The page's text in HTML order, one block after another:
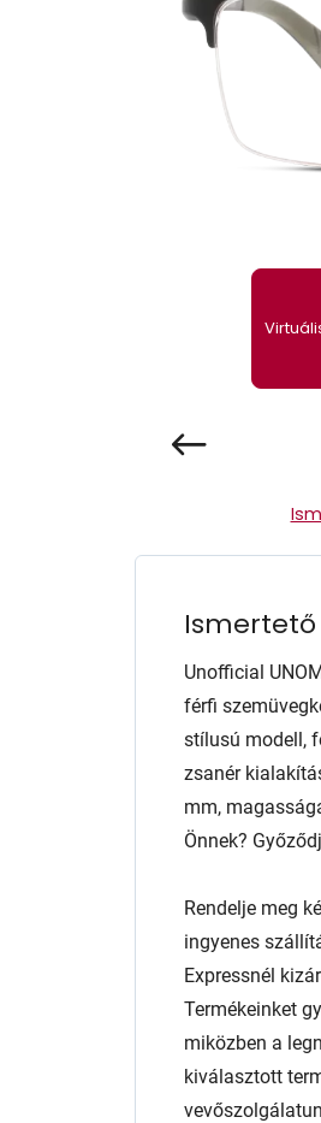
Gyermek
Ismertető
Unofficial
férfi
stílusú modell,
zsanér
mm,
Önnek?
Rendelje meg
ingyenes
Expressnél
Termékeinket
miközben a
kiválasztott